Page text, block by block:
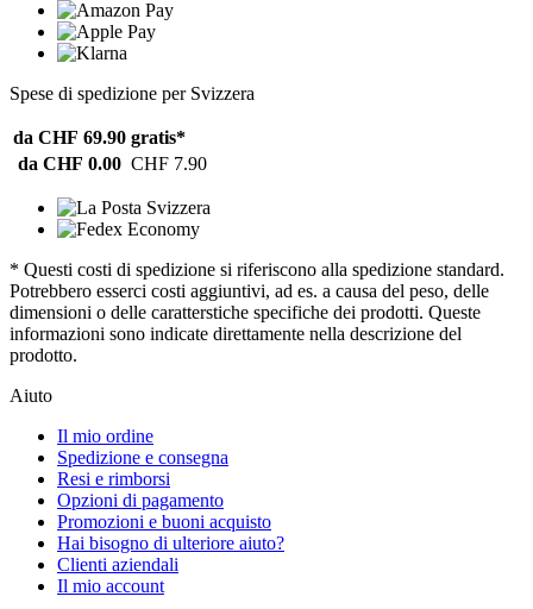
Spese di spedizione per Svizzera
da CHF 69.90 gratis*
da CHF 0.00 CHF 7.90
* Questi costi di spedizione si riferiscono alla spedizione standard.
Potrebbero esserci costi aggiuntivi, ad es. a causa del peso, delle
dimensioni o delle caratterstiche specifiche dei prodotti. Queste
informazioni sono indicate direttamente nella descrizione del
prodotto.
Aiuto
Il mio ordine
Spedizione e consegna
Resi e rimborsi
Opzioni di pagamento
Promozioni e buoni acquisto
Hai bisogno di ulteriore aiuto?
Clienti aziendali
Il mio account